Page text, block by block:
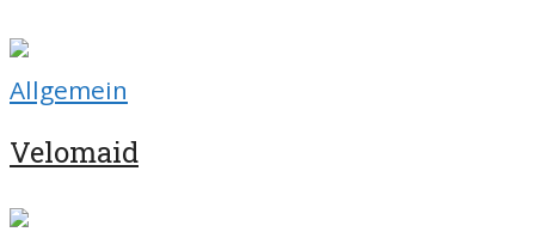
Allgemein
Velomaid